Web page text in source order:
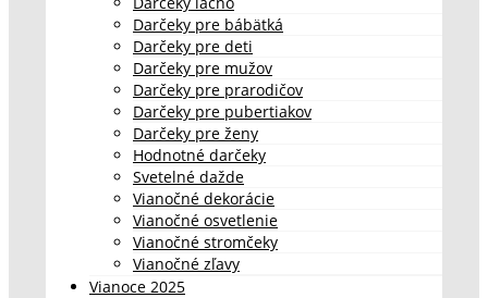
Darčeky pre bábätká
Darčeky pre deti
Darčeky pre mužov
Darčeky pre prarodičov
Darčeky pre pubertiakov
Darčeky pre ženy
Hodnotné darčeky
Svetelné dažde
Vianočné dekorácie
Vianočné osvetlenie
Vianočné stromčeky
Vianočné zľavy
Vianoce 2025